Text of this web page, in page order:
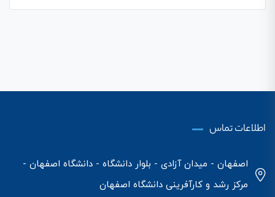
اطلاعات تماس
اصفهان - میدان آزادی - بلوار دانشگاه - دانشگاه اصفهان -
مرکز رشد و کارآفرینی دانشگاه اصفهان